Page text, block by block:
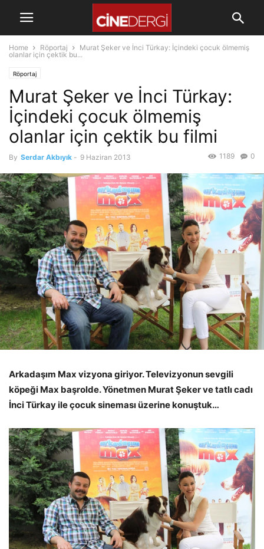
Home Röportaj
Murat Şeker ve İnci Türkay: İçindeki çocuk ölmemiş
olanlar için çektik bu...
Röportaj
Murat Şeker ve İnci Türkay:
İçindeki çocuk ölmemiş
olanlar için çektik bu filmi
By Serdar Akbıyık - 9 Haziran 2013 0
1189
Arkadaşım Max vizyona giriyor. Televizyonun sevgili
köpeği Max başrolde. Yönetmen Murat Şeker ve tatlı cadı
İnci Türkay ile çocuk sineması üzerine konuştuk…